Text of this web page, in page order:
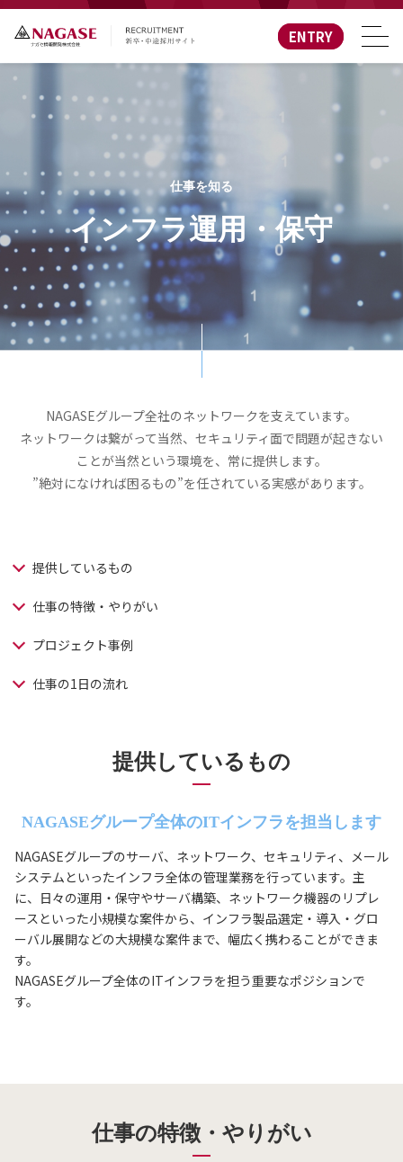
ENTRY
仕事を知る
インフラ運用・保守
NAGASEグループ全社のネットワークを支えています。
ネットワークは繋がって当然、セキュリティ面で問題が起きない
ことが当然という環境を、常に提供します。
”絶対になければ困るもの”を任されている実感があります。
提供しているもの
仕事の特徴・やりがい
プロジェクト事例
仕事の1日の流れ
提供しているもの
NAGASEグループ全体のITインフラを担当します
NAGASEグループのサーバ、ネットワーク、セキュリティ、メール
システムといったインフラ全体の管理業務を行っています。主
に、日々の運用・保守やサーバ構築、ネットワーク機器のリプレ
ースといった小規模な案件から、インフラ製品選定・導入・グロ
ーバル展開などの大規模な案件まで、幅広く携わることができま
す。
NAGASEグループ全体のITインフラを担う重要なポジションで
す。
仕事の特徴・やりがい